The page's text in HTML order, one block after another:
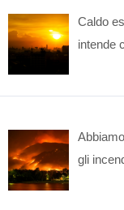
Caldo
intende
gli